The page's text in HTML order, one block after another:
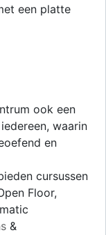
een platte
ook een
waarin
en
cursussen
Floor,
&